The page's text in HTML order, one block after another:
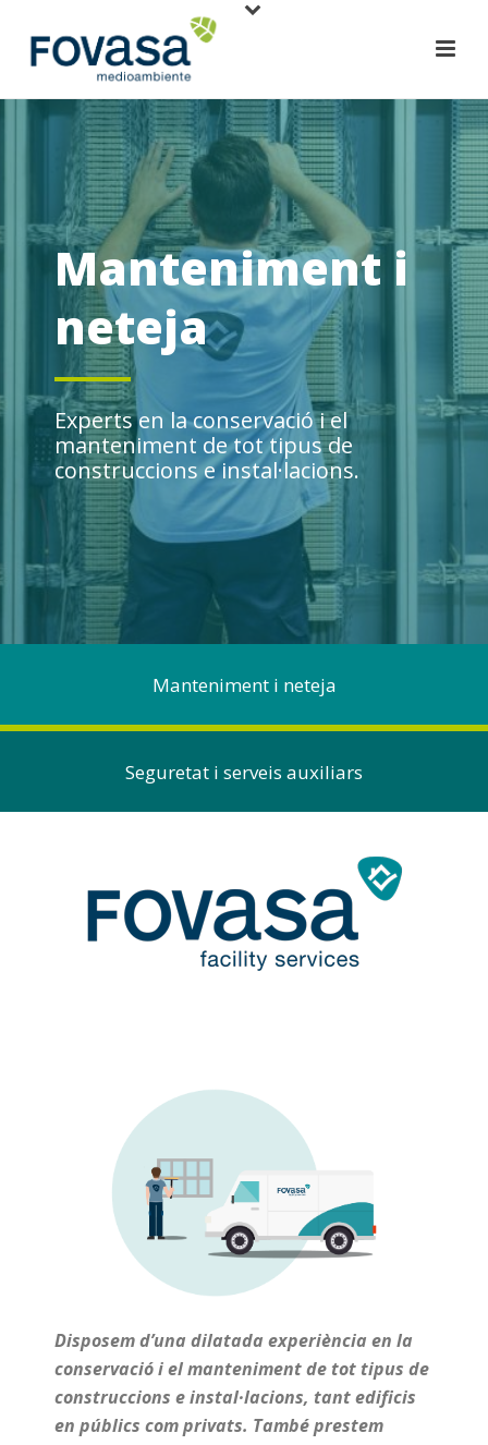
Manteniment i
neteja
Experts en la conservació i el
manteniment de tot tipus de
construccions e instal·lacions.
Manteniment i neteja
Seguretat i serveis auxiliars
Disposem d’una dilatada experiència en la
conservació i el manteniment de tot tipus de
construccions e instal·lacions, tant edificis
en públics com privats. També prestem